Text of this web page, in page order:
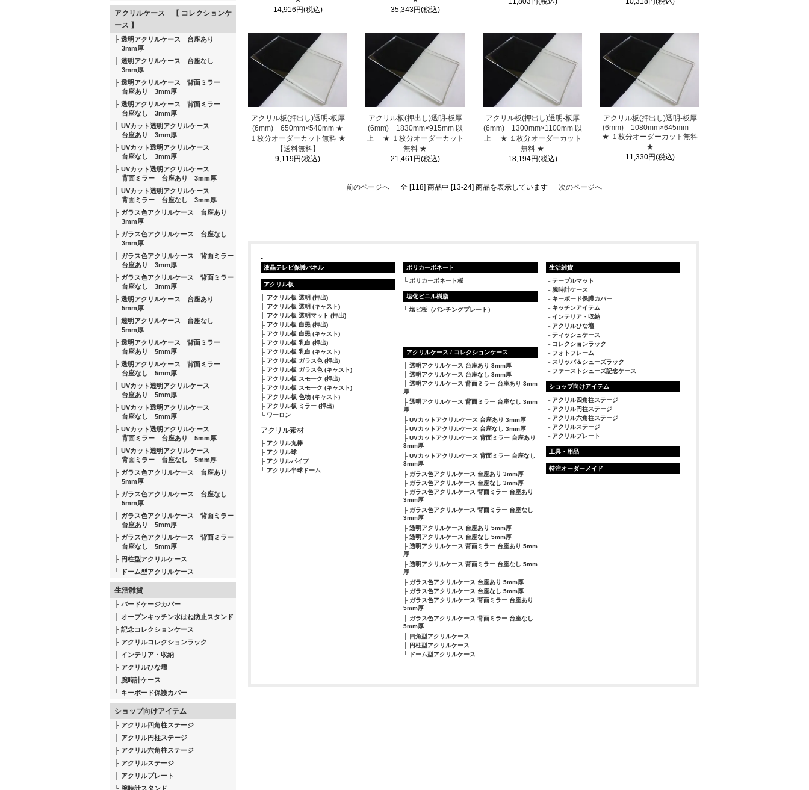
アクリルケース 【 コレクションケ
ース 】
透明アクリルケース 台座あり
3mm厚
透明アクリルケース 台座なし
3mm厚
透明アクリルケース 背面ミラー
台座あり 3mm厚
透明アクリルケース 背面ミラー
台座なし 3mm厚
UVカット透明アクリルケース
台座あり 3mm厚
UVカット透明アクリルケース
台座なし 3mm厚
UVカット透明アクリルケース
背面ミラー 台座あり 3mm厚
UVカット透明アクリルケース
背面ミラー 台座なし 3mm厚
ガラス色アクリルケース 台座あり
3mm厚
ガラス色アクリルケース 台座なし
3mm厚
ガラス色アクリルケース 背面ミラー
台座あり 3mm厚
ガラス色アクリルケース 背面ミラー
台座なし 3mm厚
透明アクリルケース 台座あり
5mm厚
透明アクリルケース 台座なし
5mm厚
透明アクリルケース 背面ミラー
台座あり 5mm厚
透明アクリルケース 背面ミラー
台座なし 5mm厚
UVカット透明アクリルケース
台座あり 5mm厚
UVカット透明アクリルケース
台座なし 5mm厚
UVカット透明アクリルケース
背面ミラー 台座あり 5mm厚
UVカット透明アクリルケース
背面ミラー 台座なし 5mm厚
ガラス色アクリルケース 台座あり
5mm厚
ガラス色アクリルケース 台座なし
5mm厚
ガラス色アクリルケース 背面ミラー
台座あり 5mm厚
ガラス色アクリルケース 背面ミラー
台座なし 5mm厚
円柱型アクリルケース
ドーム型アクリルケース
生活雑貨
バードケージカバー
オープンキッチン水はね防止スタンド
記念コレクションケース
アクリルコレクションラック
インテリア・収納
アクリルひな壇
腕時計ケース
キーボード保護カバー
ショップ向けアイテム
アクリル四角柱ステージ
アクリル円柱ステージ
アクリル六角柱ステージ
アクリルステージ
アクリルプレート
腕時計スタンド
14,916円(税込)
35,343円(税込)
アクリル板(押出し)透明-板厚
(6mm) 650mm×540mm ★
１枚分オーダーカット無料 ★
【送料無料】
9,119円(税込)
アクリル板(押出し)透明-板厚
(6mm) 1830mm×915mm 以
上 ★ １枚分オーダーカット
無料 ★
21,461円(税込)
アクリル板(押出し)透明-板厚
(6mm) 1300mm×1100mm 以
上 ★ １枚分オーダーカット
無料 ★
18,194円(税込)
アクリル板(押出し)透明-板厚
(6mm) 1080mm×645mm
★ １枚分オーダーカット無料
★
11,330円(税込)
前のページへ 全 [118] 商品中 [13-24] 商品を表示しています 次のページへ
-
液晶テレビ保護パネル
アクリル板
アクリル板 透明 (押出)
アクリル板 透明 (キャスト)
アクリル板 透明マット (押出)
アクリル板 白黒 (押出)
アクリル板 白黒 (キャスト)
アクリル板 乳白 (押出)
アクリル板 乳白 (キャスト)
アクリル板 ガラス色 (押出)
アクリル板 ガラス色 (キャスト)
アクリル板 スモーク (押出)
アクリル板 スモーク (キャスト)
アクリル板 色物 (キャスト)
アクリル板 ミラー (押出)
ワーロン
アクリル素材
アクリル丸棒
アクリル球
アクリルパイプ
アクリル半球ドーム
ポリカーボネート
ポリカーボネート板
塩化ビニル樹脂
塩ビ板（パンチングプレート）
アクリルケース / コレクションケース
透明アクリルケース 台座あり 3mm厚
透明アクリルケース 台座なし 3mm厚
透明アクリルケース 背面ミラー 台座あり 3mm
厚
透明アクリルケース 背面ミラー 台座なし 3mm
厚
UVカットアクリルケース 台座あり 3mm厚
UVカットアクリルケース 台座なし 3mm厚
UVカットアクリルケース 背面ミラー 台座あり
3mm厚
UVカットアクリルケース 背面ミラー 台座なし
3mm厚
ガラス色アクリルケース 台座あり 3mm厚
ガラス色アクリルケース 台座なし 3mm厚
ガラス色アクリルケース 背面ミラー 台座あり
3mm厚
ガラス色アクリルケース 背面ミラー 台座なし
3mm厚
透明アクリルケース 台座あり 5mm厚
透明アクリルケース 台座なし 5mm厚
透明アクリルケース 背面ミラー 台座あり 5mm
厚
透明アクリルケース 背面ミラー 台座なし 5mm
厚
ガラス色アクリルケース 台座あり 5mm厚
ガラス色アクリルケース 台座なし 5mm厚
ガラス色アクリルケース 背面ミラー 台座あり
5mm厚
ガラス色アクリルケース 背面ミラー 台座なし
5mm厚
四角型アクリルケース
円柱型アクリルケース
ドーム型アクリルケース
生活雑貨
テーブルマット
腕時計ケース
キーボード保護カバー
キッチンアイテム
インテリア・収納
アクリルひな壇
ティッシュケース
コレクションラック
フォトフレーム
スリッパ＆シューズラック
ファーストシューズ記念ケース
ショップ向けアイテム
アクリル四角柱ステージ
アクリル円柱ステージ
アクリル六角柱ステージ
アクリルステージ
アクリルプレート
工具・用品
特注オーダーメイド